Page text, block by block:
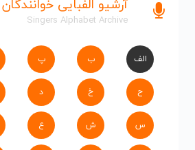
آرشیو الفبایی خوانندگان
Singers Alphabet Archive
الف ب پ
ح خ د
س ش ع